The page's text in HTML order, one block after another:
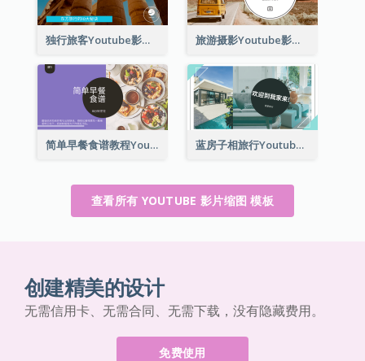
独行旅客Youtube影片缩图 旅游摄影Youtube影片缩图
简单早餐食谱教程Youtube影片缩图 蓝房子相旅行Youtube影片缩图
查看所有 YOUTUBE 影片缩图 模板
创建精美的设计
无需信用卡、无需合同、无需下载，没有隐藏费用。
免费使用